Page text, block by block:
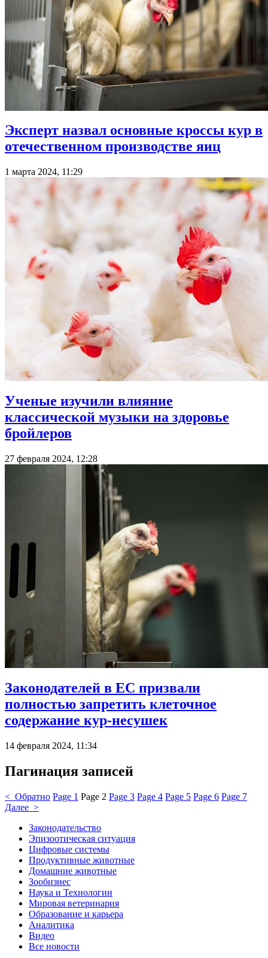
Эксперт назвал основные кроссы кур в
отечественном производстве яиц
1 марта 2024, 11:29
Ученые изучили влияние
классической музыки на здоровье
бройлеров
27 февраля 2024, 12:28
Законодателей в ЕС призвали
полностью запретить клеточное
содержание кур-несушек
14 февраля 2024, 11:34
Пагинация записей
< Обратно Page 1 Page 2 Page 3 Page 4 Page 5 Page 6 Page 7
Далее >
Законодательство
Эпизоотическая ситуация
Цифровые системы
Продуктивные животные
Домашние животные
Зообизнес
Наука и Технологии
Мировая ветеринария
Образование и карьера
Аналитика
Видео
Все новости